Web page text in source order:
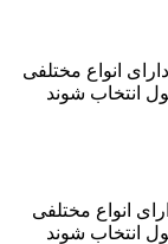
انواع مختلفی
انتخاب شوند
انواع مختلفی
انتخاب شوند